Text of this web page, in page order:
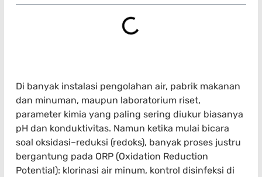
Di banyak instalasi pengolahan air, pabrik makanan
dan minuman, maupun laboratorium riset,
parameter kimia yang paling sering diukur biasanya
pH dan konduktivitas. Namun ketika mulai bicara
soal oksidasi–reduksi (redoks), banyak proses justru
bergantung pada ORP (Oxidation Reduction
Potential): klorinasi air minum, kontrol disinfeksi di